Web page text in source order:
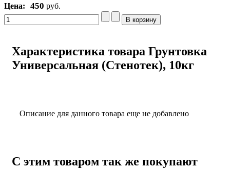
Цена:
450 руб.
Характеристика товара Грунтовка
Универсальная (Стенотек), 10кг
Описание для данного товара еще не добавлено
С этим товаром так же покупают